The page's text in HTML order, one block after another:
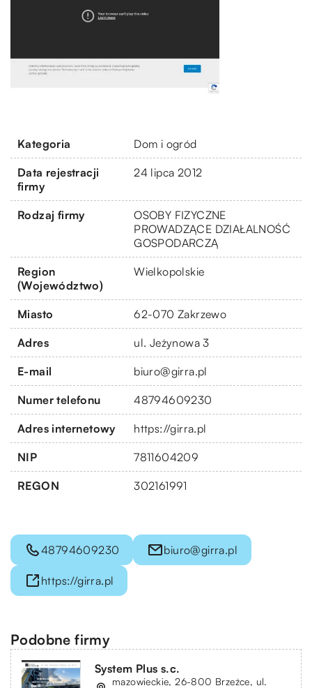
Kategoria Dom i ogród
Data rejestracji
firmy
24 lipca 2012
Rodzaj firmy
OSOBY FIZYCZNE
PROWADZĄCE DZIAŁALNOŚĆ
GOSPODARCZĄ
Region
(Województwo)
Wielkopolskie
Miasto 62-070 Zakrzewo
Adres ul. Jeżynowa 3
E-mail biuro@girra.pl
Numer telefonu 48794609230
Adres internetowy https://girra.pl
NIP 7811604209
REGON 302161991
48794609230 biuro@girra.pl
https://girra.pl
Podobne firmy
System Plus s.c.
mazowieckie, 26-800 Brzeźce, ul.